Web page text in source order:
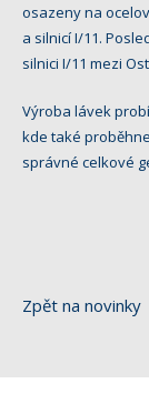
osazeny na
a silnicí I/11.
silnici I/11 mezi
Výroba lávek
kde také
správné celkové
Zpět na novinky